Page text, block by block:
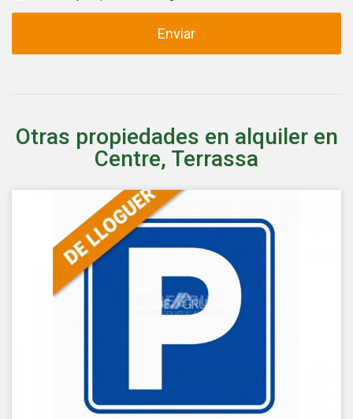
Enviar
Otras propiedades en alquiler en
Centre, Terrassa
Estas cookies son utilizadas para almacenar información
sobre las preferencias y elecciones personales del usuario
a través de la observación continuada de sus hábitos de
navegación. Gracias a ellas, podemos conocer los hábitos